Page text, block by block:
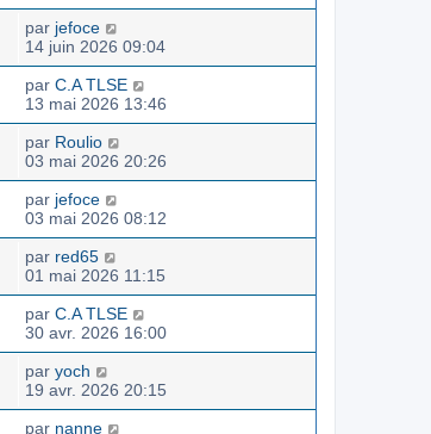
par jefoce
14 juin 2026 09:04
par C.A TLSE
13 mai 2026 13:46
par Roulio
03 mai 2026 20:26
par jefoce
03 mai 2026 08:12
par red65
01 mai 2026 11:15
par C.A TLSE
30 avr. 2026 16:00
par yoch
19 avr. 2026 20:15
par nanne